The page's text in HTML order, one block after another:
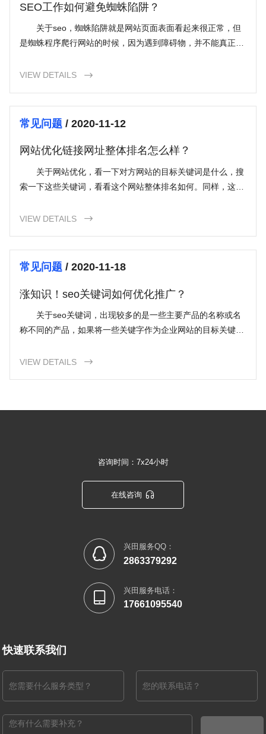
SEO工作如何避免蜘蛛陷阱？
关于seo，蜘蛛陷阱就是网站页面表面看起来很正常，但
是蜘蛛程序爬行网站的时候，因为遇到障碍物，并不能真正的
VIEW DETAILS

常见问题/ 2020-11-12
网站优化链接网址整体排名怎么样？
关于网站优化，看一下对方网站的目标关键词是什么，搜
索一下这些关键词，看看这个网站整体排名如何。同样，这里
VIEW DETAILS

常见问题/ 2020-11-18
涨知识！seo关键词如何优化推广？
关于seo关键词，出现较多的是一些主要产品的名称或名
称不同的产品，如果将一些关键字作为企业网站的目标关键字
VIEW DETAILS

咨询时间：7x24小时
在线咨询 
 兴田服务QQ：
2863379292
 兴田服务电话：
17661095540
快速联系我们